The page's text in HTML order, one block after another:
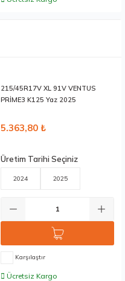
215/45R17V XL 91V VENTUS
PRİME3 K125 Yaz 2025
5.363,80 ₺
Üretim Tarihi Seçiniz
2024 2025
Karşılaştır
Ücretsiz Kargo